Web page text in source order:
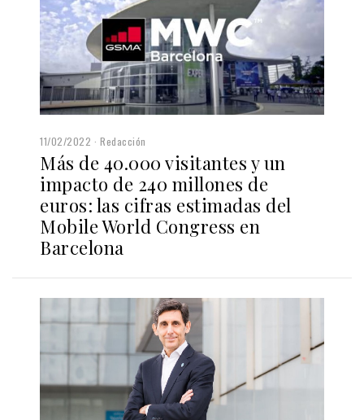
11/02/2022 Redacción
Más de 40.000 visitantes y un
impacto de 240 millones de
euros: las cifras estimadas del
Mobile World Congress en
Barcelona